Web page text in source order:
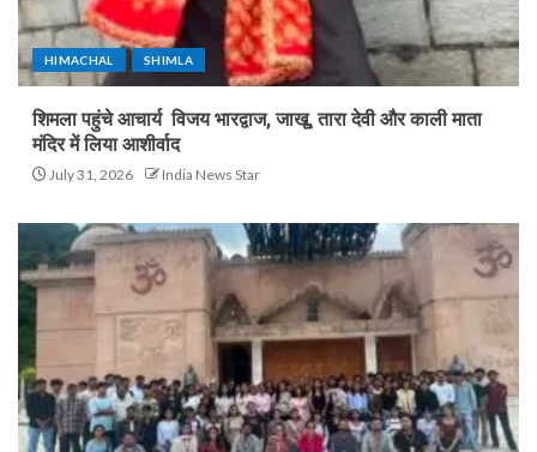
HIMACHAL SHIMLA
शिमला पहुंचे आचार्य विजय भारद्वाज, जाखू, तारा देवी और काली माता
मंदिर में लिया आशीर्वाद
July 31, 2026 India News Star